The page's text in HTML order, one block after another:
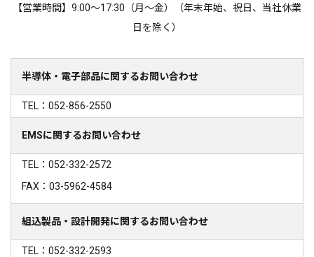
【営業時間】9:00～17:30（月～金）（年末年始、祝日、当社休業
日を除く）
半導体・電子部品に関するお問い合わせ
TEL：052-856-2550
EMSに関するお問い合わせ
TEL：052-332-2572
FAX：03-5962-4584
組込製品・設計開発に関するお問い合わせ
TEL：052-332-2593